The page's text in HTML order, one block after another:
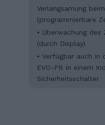
Verlangsamung
(programmierbare
• Überwachung des
(durch Display)
• Verfügbar auch in
EVO-PB in einem
Sicherheitsschalter